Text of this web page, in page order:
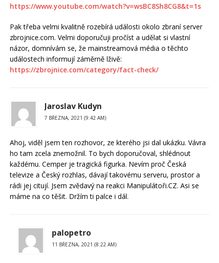
https://www.youtube.com/watch?v=wsBC8Sh8CG8&t=1s
Pak třeba velmi kvalitně rozebírá události okolo zbraní server
zbrojnice.com. Velmi doporučuji pročíst a udělat si vlastní
názor, domnívám se, že mainstreamová média o těchto
událostech informují záměrně lživě:
https://zbrojnice.com/category/fact-check/
Jaroslav Kudyn
7 BŘEZNA, 2021 (9:42 AM)
Ahoj, viděl jsem ten rozhovor, ze kterého jsi dal ukázku. Vávra
ho tam zcela znemožnil. To bych doporučoval, shlédnout
každému. Cemper je tragická figurka. Nevím proč Česká
televize a Český rozhlas, dávají takovému serveru, prostor a
rádi jej citují. Jsem zvědavý na reakci Manipulátoři.CZ. Asi se
máme na co těšit. Držím ti palce i dál.
palopetro
11 BŘEZNA, 2021 (8:22 AM)